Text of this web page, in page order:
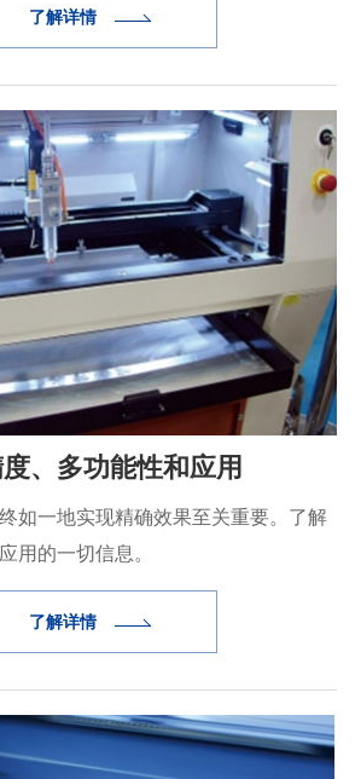
了解详情
、多功能性和应用
如一地实现精确效果至关重要。了解
用的一切信息。
了解详情